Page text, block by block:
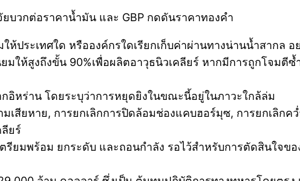
บวกต่อราคาน้ำมัน และ GBP กดดันราคาทองคำ
ประเทศใด หรือองค์กรใดเรียกเก็บค่าผ่านทางน่านน้ำสากล
ให้สูงถึงขั้น 90%เพื่อผลิตอาวุธนิวเคลียร์ หากมีการถูกโจมตีซ้
อิหร่าน โดยระบุว่าการหยุดยิงในขณะนี้อยู่ในภาวะใกล้ล่ม
สียหาย, การยกเลิกการปิดล้อมช่องแคบฮอร์มุซ, การยกเลิกค
ยร์
รียมพร้อม ยกระดับ และถอนกำลัง รอไว้สำหรับการตัดสินใจข